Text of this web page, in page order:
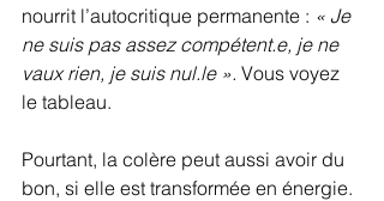
nourrit l’autocritique permanente : « Je
ne suis pas assez compétent.e, je ne
vaux rien, je suis nul.le ». Vous voyez
le tableau.
Pourtant, la colère peut aussi avoir du
bon, si elle est transformée en énergie.